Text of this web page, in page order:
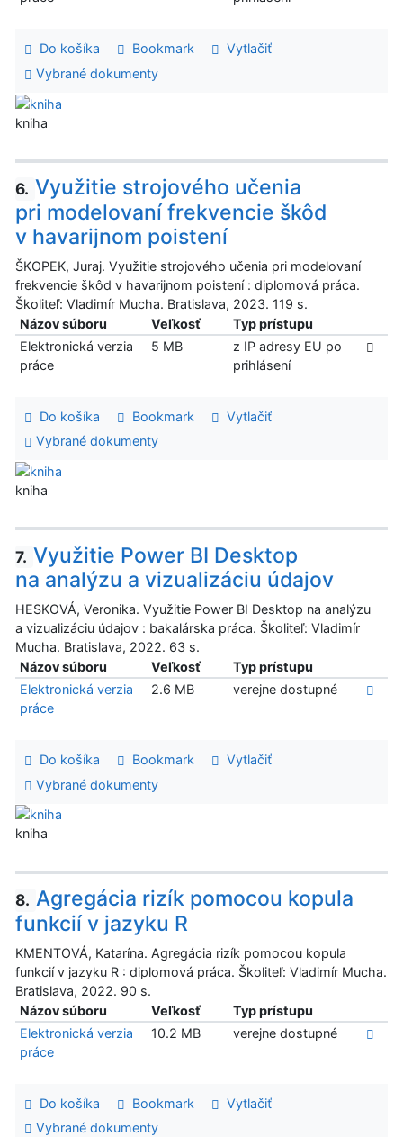
Do košíka Bookmark
Vytlačiť
Vybrané dokumenty
kniha
6. Využitie strojového učenia
pri modelovaní frekvencie škôd
v havarijnom poistení
ŠKOPEK, Juraj. Využitie strojového učenia pri modelovaní
frekvencie škôd v havarijnom poistení : diplomová práca.
Školiteľ: Vladimír Mucha. Bratislava, 2023. 119 s.
Názov súboru
Veľkosť
Typ prístupu
Elektronická verzia
práce
5 MB
z IP adresy EU po
prihlásení
Do košíka Bookmark
Vytlačiť
Vybrané dokumenty
kniha
7. Využitie Power BI Desktop
na analýzu a vizualizáciu údajov
HESKOVÁ, Veronika. Využitie Power BI Desktop na analýzu
a vizualizáciu údajov : bakalárska práca. Školiteľ: Vladimír
Mucha. Bratislava, 2022. 63 s.
Názov súboru
Veľkosť
Typ prístupu
Elektronická verzia
práce
2.6 MB verejne dostupné
Do košíka Bookmark
Vytlačiť
Vybrané dokumenty
kniha
8. Agregácia rizík pomocou kopula
funkcií v jazyku R
KMENTOVÁ, Katarína. Agregácia rizík pomocou kopula
funkcií v jazyku R : diplomová práca. Školiteľ: Vladimír Mucha.
Bratislava, 2022. 90 s.
Názov súboru
Veľkosť
Typ prístupu
Elektronická verzia
práce
10.2 MB verejne dostupné
Do košíka Bookmark
Vytlačiť
Vybrané dokumenty